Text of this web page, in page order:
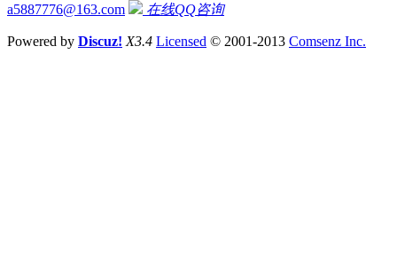
a5887776@163.com 在线QQ咨询
Powered by Discuz! X3.4 Licensed © 2001-2013 Comsenz Inc.